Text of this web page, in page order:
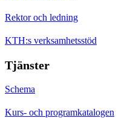
Rektor och ledning
KTH:s verksamhetsstöd
Tjänster
Schema
Kurs- och programkatalogen